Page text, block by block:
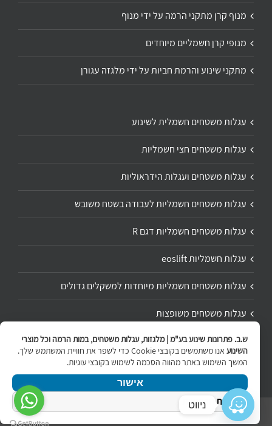
מנוף קרן מתקני הרמה על ידי מנוף
מנופי קרן חשמליים מיוחדים
מתקני שינוע והרמת חביות על ידי מלגזה עגורן
עגלות משטחים חשמלית לשינוע
עגלות משטחים חצי חשמליות
עגלות משטחים ועגלות הידראוליות
עגלות משטחים חשמליות לעבודה בשטח משובש
עגלות משטחים חשמליות דגם R
עגלות חשמליות eoslift
עגלות משטחים חשמליות מיוחדות למשקלים גדולים
עגלות משטחים משופצות
תיקון ושיפוץ עגלת משטחים
Copyright 2020 | All Rights Reserved | Powered by
ש.ב. פתרונות שינוע בע"מ | מלגזות, עגלות משטחים, במות הרמה וכל מוצרי
השינוע
אנו משתמשים בקובצי Cookie כדי לשפר את חוויית המשתמש שלך.
המשך השימוש באתר מהווה הסכמה לשימוש בקובצי עוגיות.
אישור
מדיניות הפרטיות
ניווט